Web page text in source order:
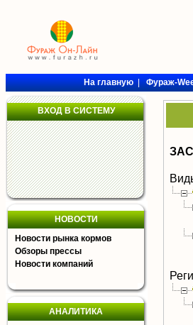
На главную|Фураж-
ВХОД В СИСТЕМУ
НОВОСТИ
Новости рынка кормов
Обзоры прессы
Новости компаний
АНАЛИТИКА